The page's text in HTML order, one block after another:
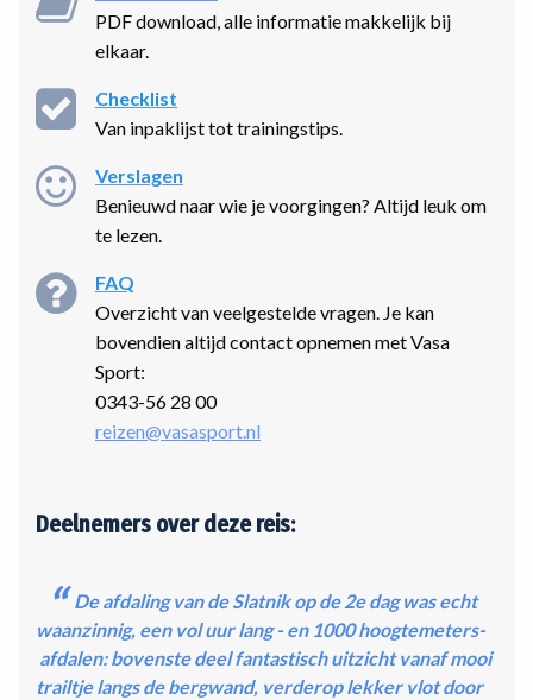
PDF download, alle informatie makkelijk bij
elkaar.
Checklist
Van inpaklijst tot trainingstips.
Verslagen
Benieuwd naar wie je voorgingen? Altijd leuk om
te lezen.
FAQ
Overzicht van veelgestelde vragen. Je kan
bovendien altijd contact opnemen met Vasa
Sport:
0343-56 28 00
reizen@vasasport.nl
Deelnemers over deze reis:
De afdaling van de Slatnik op de 2e dag was echt
waanzinnig, een vol uur lang - en 1000 hoogtemeters-
afdalen: bovenste deel fantastisch uitzicht vanaf mooi
trailtje langs de bergwand, verderop lekker vlot door